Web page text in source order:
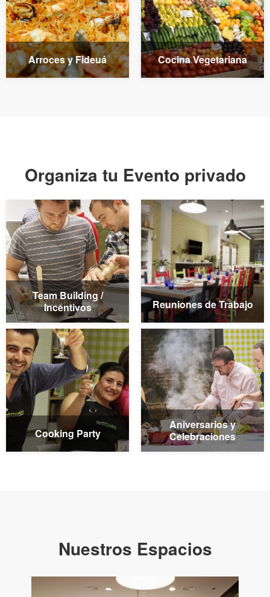
Arroces y Fideuá Cocina Vegetariana
Organiza tu Evento privado
Team Building /
Incentivos
Reuniones de Trabajo
Cooking Party
Aniversarios y
Celebraciones
Nuestros Espacios